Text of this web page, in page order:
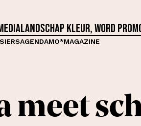
kleur, word
AGENDAMO*MAGAZINE
meet